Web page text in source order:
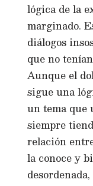
lógica de la
marginado.
diálogos
que no
Aunque el
sigue una
un tema que
siempre
relación
la conoce y